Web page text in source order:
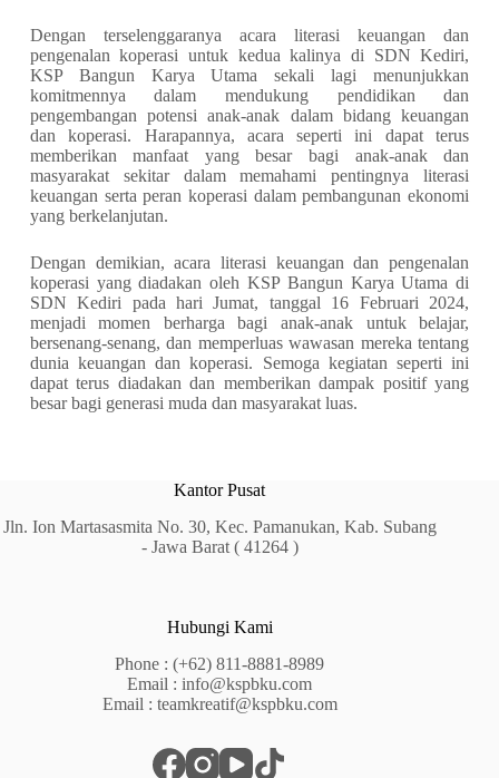
Dengan terselenggaranya acara literasi keuangan dan
pengenalan koperasi untuk kedua kalinya di SDN Kediri,
KSP Bangun Karya Utama sekali lagi menunjukkan
komitmennya dalam mendukung pendidikan dan
pengembangan potensi anak-anak dalam bidang keuangan
dan koperasi. Harapannya, acara seperti ini dapat terus
memberikan manfaat yang besar bagi anak-anak dan
masyarakat sekitar dalam memahami pentingnya literasi
keuangan serta peran koperasi dalam pembangunan ekonomi
yang berkelanjutan.
Dengan demikian, acara literasi keuangan dan pengenalan
koperasi yang diadakan oleh KSP Bangun Karya Utama di
SDN Kediri pada hari Jumat, tanggal 16 Februari 2024,
menjadi momen berharga bagi anak-anak untuk belajar,
bersenang-senang, dan memperluas wawasan mereka tentang
dunia keuangan dan koperasi. Semoga kegiatan seperti ini
dapat terus diadakan dan memberikan dampak positif yang
besar bagi generasi muda dan masyarakat luas.
Kantor Pusat
Jln. Ion Martasasmita No. 30, Kec. Pamanukan, Kab. Subang
- Jawa Barat ( 41264 )
Hubungi Kami
Phone :(+62) 811-8881-8989
Email :info@kspbku.com
Email : teamkreatif@kspbku.com